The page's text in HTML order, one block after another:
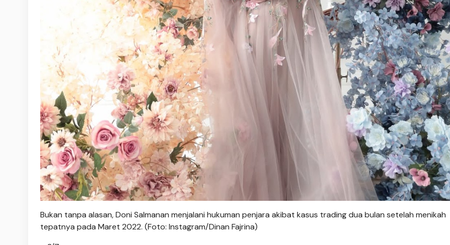
Bukan tanpa alasan, Doni Salmanan menjalani hukuman penjara akibat kasus trading dua bulan setelah menikah
tepatnya pada Maret 2022. (Foto: Instagram/Dinan Fajrina)